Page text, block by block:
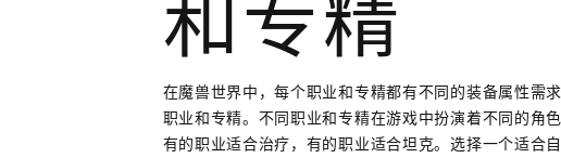
和专精
在魔兽世界中，每个职业和专精都有不同的装备属性需
职业和专精。不同职业和专精在游戏中扮演着不同的角
有的职业适合治疗，有的职业适合坦克。选择一个适合